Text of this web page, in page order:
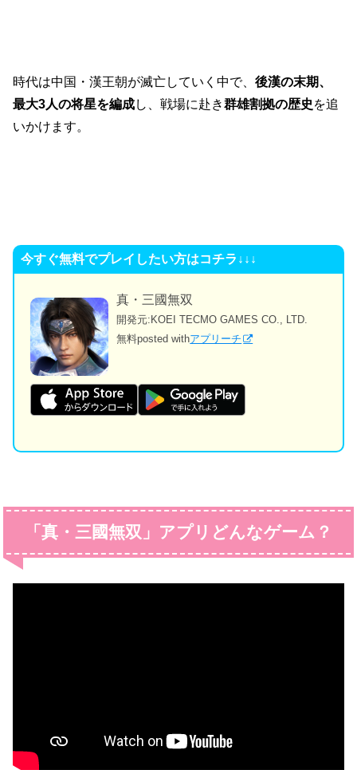
時代は中国・漢王朝が滅亡していく中で、後漢の末期、
最大3人の将星を編成し、戦場に赴き群雄割拠の歴史 を追
いかけます。
今すぐ無料でプレイしたい方はコチラ↓↓↓
真・三國無双
開発元: KOEI TECMO GAMES CO., LTD.
無料posted withアプリーチ
「真・三國無双」アプリどんなゲーム？